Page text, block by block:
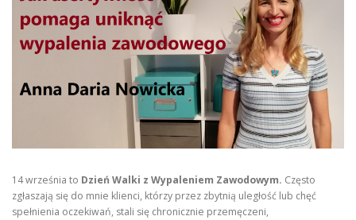
KONTAKT
14 września to Dzień Walki z Wypaleniem Zawodowym. Często
zgłaszają się do mnie klienci, którzy przez zbytnią uległość lub chęć
spełnienia oczekiwań, stali się chronicznie przemęczeni,